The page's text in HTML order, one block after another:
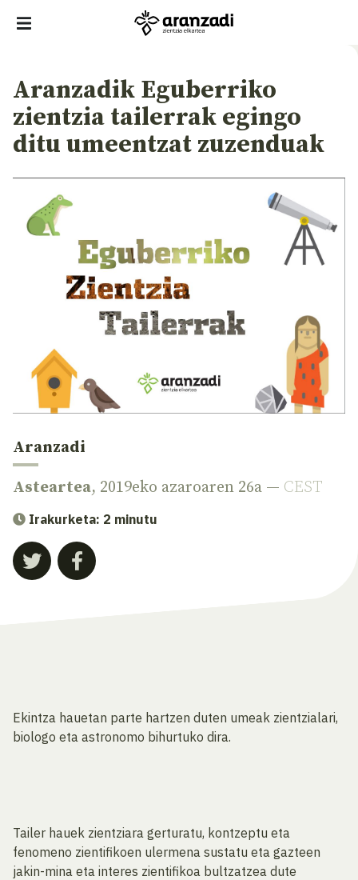
Aranzadik Eguberriko
zientzia tailerrak egingo
ditu umeentzat zuzenduak
Aranzadi
Asteartea, 2019eko azaroaren 26a — CEST
Irakurketa: 2 minutu
Ekintza hauetan parte hartzen duten umeak zientzialari,
biologo eta astronomo bihurtuko dira.
Tailer hauek zientziara gerturatu, kontzeptu eta
fenomeno zientifikoen ulermena sustatu eta gazteen
jakin-mina eta interes zientifikoa bultzatzea dute